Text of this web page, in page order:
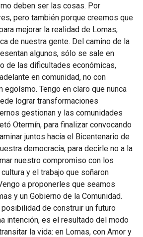
deben ser las cosas. Por
pero también porque creemos que
mejorar la realidad de Lomas,
de nuestra gente. Del camino de la
algunos, sólo se sale en
de las dificultades económicas,
en comunidad, no con
egoísmo. Tengo en claro que nunca
lograr transformaciones
gestionan y las comunidades
Otermín, para finalizar convocando
juntos hacia el Bicentenario de
democracia, para decirle no a la
nuestro compromiso con los
y el trabajo que soñaron
a proponerles que seamos
y un Gobierno de la Comunidad.
de construir un futuro
intención, es el resultado del modo
la vida: en Lomas, con Amor y